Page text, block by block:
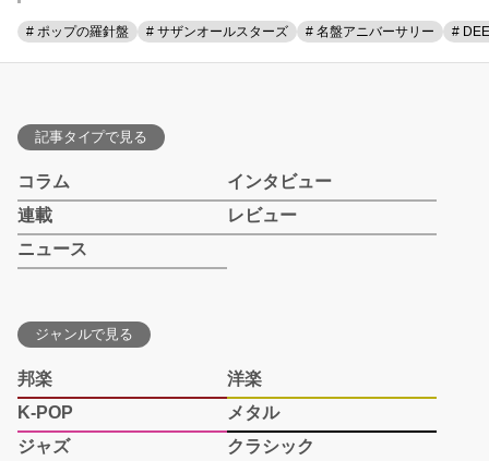
# ポップの羅針盤 # サザンオールスターズ # 名盤アニバーサリー #
記事タイプで見る
コラム
インタビュー
連載
レビュー
ニュース
ジャンルで見る
邦楽
洋楽
K-POP
メタル
ジャズ
クラシック